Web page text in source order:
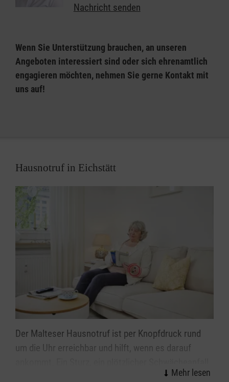
Ingolstadt)
/ Ingolstadt)
Ausflüge und Besichtigungen:
Kulturbegleitdienst(Wendelstein)
Mit oder ohne Hund:
Nachricht senden
Wenn Sie Unterstützung brauchen, an unseren
Angeboten interessiert sind oder sich ehrenamtlich
engagieren möchten, nehmen Sie gerne Kontakt mit
uns auf!
Hausnotruf in Eichstätt
Der Malteser Hausnotruf ist per Knopfdruck rund
um die Uhr erreichbar und hilft, wenn es darauf
oder Schlimmeres – mit dem Alter steigt die Sorge